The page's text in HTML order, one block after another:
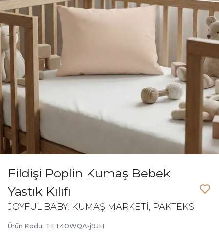
Fildişi Poplin Kumaş Bebek
Yastık Kılıfı
JOYFUL BABY, KUMAŞ MARKETİ, PAKTEKS
Ürün Kodu: TET4OWQA-j9JH